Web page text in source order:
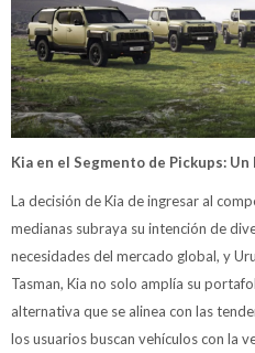
Kia en el Segmento de Pickups:
La decisión de Kia de ingresar al
medianas subraya su intención de
necesidades del mercado global, y
Tasman, Kia no solo amplía su
alternativa que se alinea con las
los usuarios buscan vehículos con la